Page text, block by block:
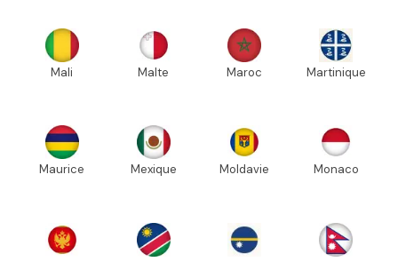
Mali Malte Maroc Martinique
Maurice Mexique Moldavie Monaco